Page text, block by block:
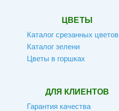
ЦВЕТЫ
Каталог срезанных цветов
Каталог зелени
Цветы в горшках
ДЛЯ КЛИЕНТОВ
Гарантия качества